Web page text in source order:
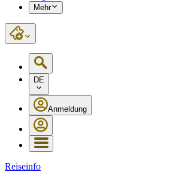
Mehr
DE
Anmeldung
Reiseinfo